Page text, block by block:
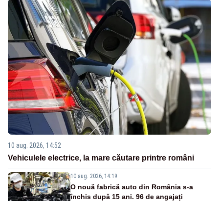
10 aug. 2026, 14:52
Vehiculele electrice, la mare căutare printre români
10 aug. 2026, 14:19
O nouă fabrică auto din România s-a
închis după 15 ani. 96 de angajați